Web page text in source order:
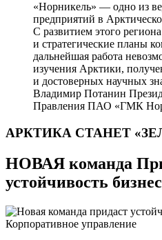
«Норникель» — одно из
предприятий в
С развитием этого
и стратегические планы
дальнейшая работа
изучения Арктики,
и достоверных научных
Владимир Потанин
Правления ПАО «ГМК
АРКТИКА СТАНЕТ
НОВАЯ команда
устойчивость
Корпоративное управление